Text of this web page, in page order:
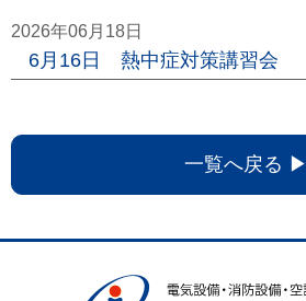
2026年06月18日
6月16日 熱中症対策講習会
一覧へ戻る ▶